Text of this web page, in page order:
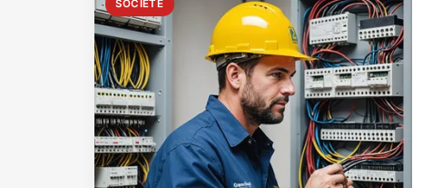
SOCIÉTÉ